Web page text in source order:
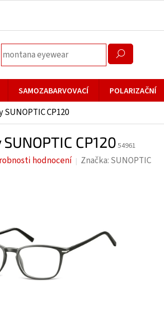
SAMOZABARVOVACÍ POLARIZAČNÍ
CP120
CP12054961
hodnocení Značka: SUNOPTIC